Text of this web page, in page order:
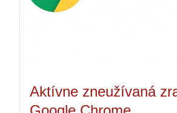
Aktívne zneužívaná